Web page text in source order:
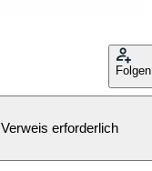
Folgen
Verweis erforderlich